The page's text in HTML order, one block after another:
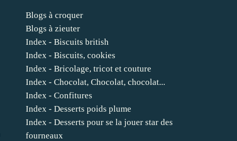
Blogs à croquer
Blogs à zieuter
Index - Biscuits british
Index - Biscuits, cookies
Index - Bricolage, tricot et couture
Index - Chocolat, Chocolat, chocolat...
Index - Confitures
Index - Desserts poids plume
Index - Desserts pour se la jouer star des
fourneaux